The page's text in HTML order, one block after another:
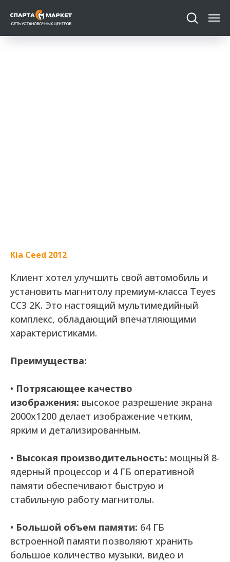
Kia Ceed 2012
Клиент хотел улучшить свой автомобиль и
установить магнитолу премиум-класса Teyes
CC3 2K. Это настоящий мультимедийный
комплекс, обладающий впечатляющими
характеристиками.
Преимущества:
• Потрясающее качество
изображения: высокое разрешение экрана
2000х1200 делает изображение четким,
ярким и детализированным.
• Высокая производительность: мощный 8-
ядерный процессор и 4 ГБ оперативной
памяти обеспечивают быструю и
стабильную работу магнитолы.
• Большой объем памяти: 64 ГБ
встроенной памяти позволяют хранить
большое количество музыки, видео и